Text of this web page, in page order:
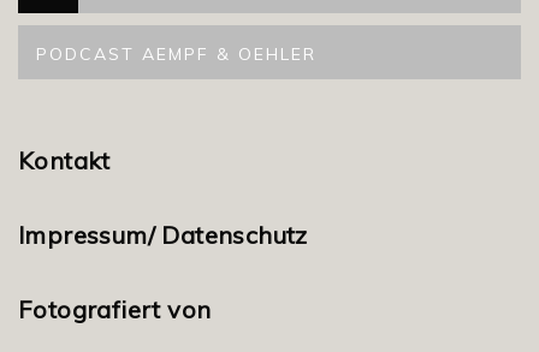
PODCAST AEMPF & OEHLER
Kontakt
Impressum/ Datenschutz
Fotografiert von